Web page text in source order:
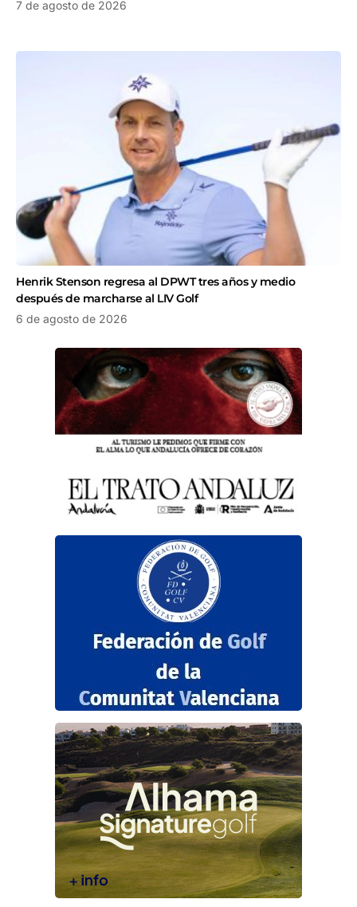
7 de agosto de 2026
Henrik Stenson regresa al DPWT tres años y medio
después de marcharse al LIV Golf
6 de agosto de 2026